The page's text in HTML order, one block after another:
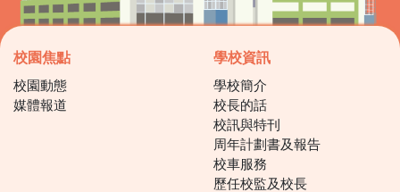
校園焦點
校園動態
媒體報道
學校資訊
學校簡介
校長的話
校訊與特刊
周年計劃書及報告
校車服務
歷任校監及校長